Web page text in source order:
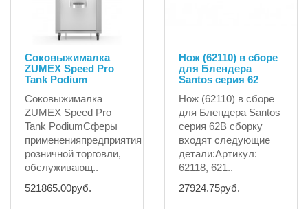
Соковыжималка
ZUMEX Speed Pro
Tank Podium
Соковыжималка
ZUMEX Speed Pro
Tank PodiumСферы
примененияпредприятия
розничной торговли,
обслуживающ..
521865.00руб.
Нож (62110) в сборе
для Блендера
Santos серия 62
Нож (62110) в сборе
для Блендера Santos
серия 62В сборку
входят следующие
детали:Артикул:
62118, 621..
27924.75руб.